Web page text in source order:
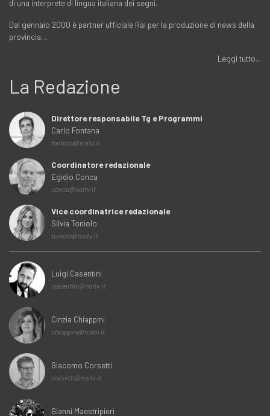
di una interprete di lingua italiana dei segni.
Dal gennaio 2000 è partner ufficiale Rai per la produzione di news della
provincia…
Leggi tutto...
La Redazione
Direttore responsabile Tg e Programmi
Carlo Fontana
fontana@noitv.it
Coordinatore redazionale
Egidio Conca
conca@noitv.it
Vice coordinatrice redazionale
Silvia Toniolo
toniolo@noitv.it
Luigi Casentini
casentini@noitv.it
Cinzia Chiappini
chiappini@noitv.it
Giacomo Corsetti
corsetti@noitv.it
Gianni Maestripieri